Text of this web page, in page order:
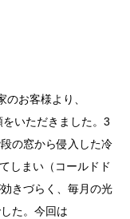
お客様より、
いただきました。3
の窓から侵入した冷
しまい（コールドド
きづらく、毎月の光
た。今回は